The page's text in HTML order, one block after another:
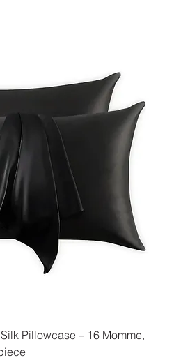
Pillowcase – 16 Momme,